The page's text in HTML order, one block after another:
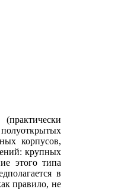
корпусов,
крупных
этого типа
в
правило, не